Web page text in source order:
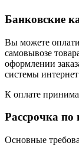
Банковские
Вы можете
самовывозе
оформлении
системы
К оплате
Рассрочка
Основные